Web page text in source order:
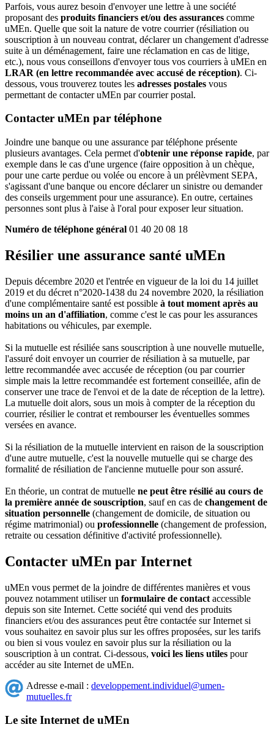
Parfois, vous aurez besoin d'envoyer une lettre à une société
proposant des produits financiers et/ou des assurances comme
uMEn. Quelle que soit la nature de votre courrier (résiliation ou
souscription à un nouveau contrat, déclarer un changement d'adresse
suite à un déménagement, faire une réclamation en cas de litige,
etc.), nous vous conseillons d'envoyer tous vos courriers à uMEn en
LRAR (en lettre recommandée avec accusé de réception). Ci-
dessous, vous trouverez toutes les adresses postales vous
permettant de contacter uMEn par courrier postal.
Contacter uMEn par téléphone
Joindre une banque ou une assurance par téléphone présente
plusieurs avantages. Cela permet d'obtenir une réponse rapide, par
exemple dans le cas d'une urgence (faire opposition à un chèque,
pour une carte perdue ou volée ou encore à un prélèvment SEPA,
s'agissant d'une banque ou encore déclarer un sinistre ou demander
des conseils urgemment pour une assurance). En outre, certaines
personnes sont plus à l'aise à l'oral pour exposer leur situation.
Numéro de téléphone général 01 40 20 08 18
Résilier une assurance santé uMEn
Depuis décembre 2020 et l'entrée en vigueur de la loi du 14 juillet
2019 et du décret n°2020-1438 du 24 novembre 2020, la résiliation
d'une complémentaire santé est possible à tout moment après au
moins un an d'affiliation, comme c'est le cas pour les assurances
habitations ou véhicules, par exemple.
Si la mutuelle est résiliée sans souscription à une nouvelle mutuelle,
l'assuré doit envoyer un courrier de résiliation à sa mutuelle, par
lettre recommandée avec accusée de réception (ou par courrier
simple mais la lettre recommandée est fortement conseillée, afin de
conserver une trace de l'envoi et de la date de réception de la lettre).
La mutuelle doit alors, sous un mois à compter de la réception du
courrier, résilier le contrat et rembourser les éventuelles sommes
versées en avance.
Si la résiliation de la mutuelle intervient en raison de la souscription
d'une autre mutuelle, c'est la nouvelle mutuelle qui se charge des
formalité de résiliation de l'ancienne mutuelle pour son assuré.
En théorie, un contrat de mutuelle ne peut être résilié au cours de
la première année de souscription, sauf en cas de changement de
situation personnelle (changement de domicile, de situation ou
régime matrimonial) ou professionnelle (changement de profession,
retraite ou cessation définitive d'activité professionnelle).
Contacter uMEn par Internet
uMEn vous permet de la joindre de différentes manières et vous
pouvez notamment utiliser un formulaire de contact accessible
depuis son site Internet. Cette société qui vend des produits
financiers et/ou des assurances peut être contactée sur Internet si
vous souhaitez en savoir plus sur les offres proposées, sur les tarifs
ou bien si vous voulez en savoir plus sur la résiliation ou la
souscription à un contrat. Ci-dessous, voici les liens utiles pour
accéder au site Internet de uMEn.
Adresse e-mail : developpement.individuel@umen-
mutuelles.fr
Le site Internet de uMEn